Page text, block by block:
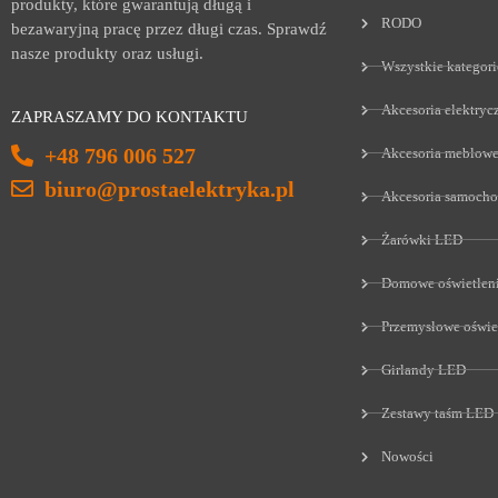
produkty, które gwarantują długą i
bezawaryjną pracę przez długi czas. Sprawdź
nasze produkty oraz usługi.
ZAPRASZAMY DO KONTAKTU
+48 796 006 527
biuro@prostaelektryka.pl
RODO
Wszystkie
Akcesoria
Akcesoria meblowe
Akcesoria
Żarówki LED
Domowe
Przemysłowe
Girlandy LED
Zestawy taśm LED
Nowości